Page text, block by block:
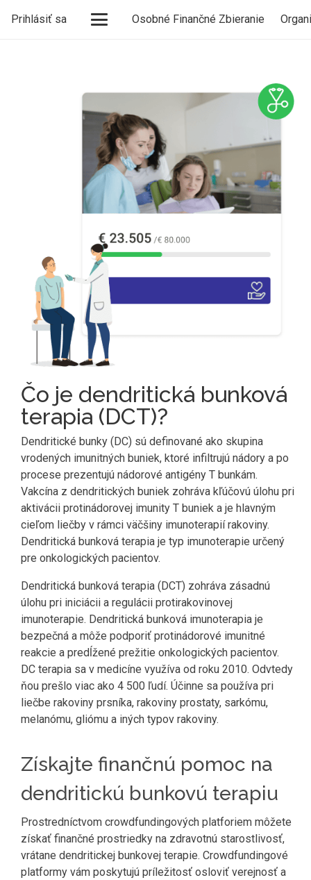
Prihlásiť sa Osobné Finančné Zbieranie
Čo je dendritická bunková
terapia (DCT)?
Dendritické bunky (DC) sú definované ako skupina
vrodených imunitných buniek, ktoré infiltrujú nádory a po
procese prezentujú nádorové antigény T bunkám.
Vakcína z dendritických buniek zohráva kľúčovú úlohu pri
aktivácii protinádorovej imunity T buniek a je hlavným
cieľom liečby v rámci väčšiny imunoterapií rakoviny.
Dendritická bunková terapia je typ imunoterapie určený
pre onkologických pacientov.
Dendritická bunková terapia (DCT) zohráva zásadnú
úlohu pri iniciácii a regulácii protirakovinovej
imunoterapie. Dendritická bunková imunoterapia je
bezpečná a môže podporiť protinádorové imunitné
reakcie a predĺžené prežitie onkologických pacientov.
DC terapia sa v medicíne využíva od roku 2010. Odvtedy
ňou prešlo viac ako 4 500 ľudí. Účinne sa používa pri
liečbe rakoviny prsníka, rakoviny prostaty, sarkómu,
melanómu, gliómu a iných typov rakoviny.
Získajte finančnú pomoc na
dendritickú bunkovú terapiu
Prostredníctvom crowdfundingových platforiem môžete
získať finančné prostriedky na zdravotnú starostlivosť,
vrátane dendritickej bunkovej terapie. Crowdfundingové
platformy vám poskytujú príležitosť osloviť verejnosť a